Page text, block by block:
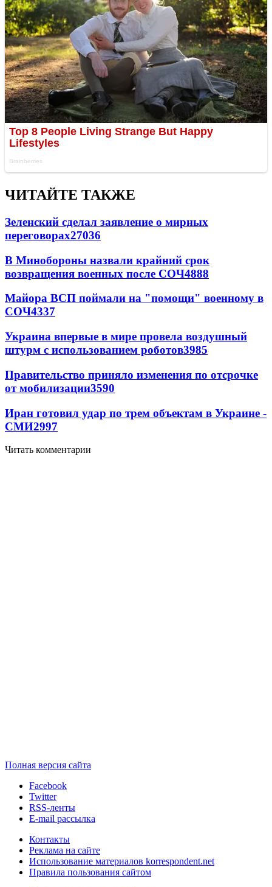
ЧИТАЙТЕ ТАКЖЕ
Зеленский сделал заявление о мирных
переговорах27036
В Минобороны назвали крайний срок
возвращения военных после СОЧ4888
Майора ВСП поймали на "помощи" военному в
СОЧ4337
Украина впервые в мире провела воздушный
штурм с использованием роботов3985
Правительство приняло изменения по отсрочке
от мобилизации3590
Иран готовил удар по трем объектам в Украине -
СМИ2997
Читать комментарии
Полная версия сайта
Facebook
Twitter
RSS-ленты
E-mail рассылка
Контакты
Реклама на сайте
Использование материалов korrespondent.net
Правила пользования сайтом